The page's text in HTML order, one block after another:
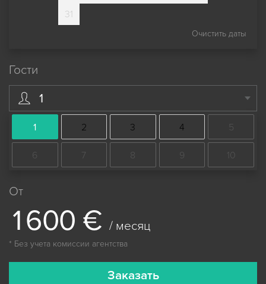
31
Очистить даты
Гости
1
1 2 3 4 5
6 7 8 9 10
От
1600 € / месяц
* Без учета комиссии агентства
Заказать